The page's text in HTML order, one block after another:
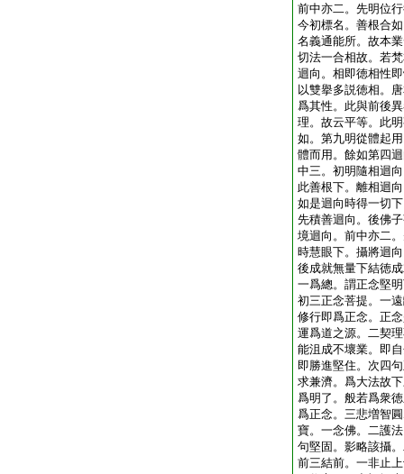
前中亦二。先明位
今初標名。善根合
名義通能所。故本
切法一合相故。若
迴向。相即徳相性
以雙擧多説徳相。
爲其性。此與前後
理。故云平等。此
如。第九明從體起
體而用。餘如第四
中三。初明隨相迴
此善根下。離相迴
如是迴向時得一切
先積善迴向。後佛
境迴向。前中亦二
時慧眼下。攝將迴
後成就無量下結徳
一爲總。謂正念堅
初三正念菩提。一
修行即爲正念。正
運爲道之源。二契
能沮成不壞業。即
即勝進堅住。次四
求兼濟。爲大法故
爲明了。般若爲衆
爲正念。三悲増智
寶。一念佛。二護
句堅固。影略該攝
前三結前。一非止